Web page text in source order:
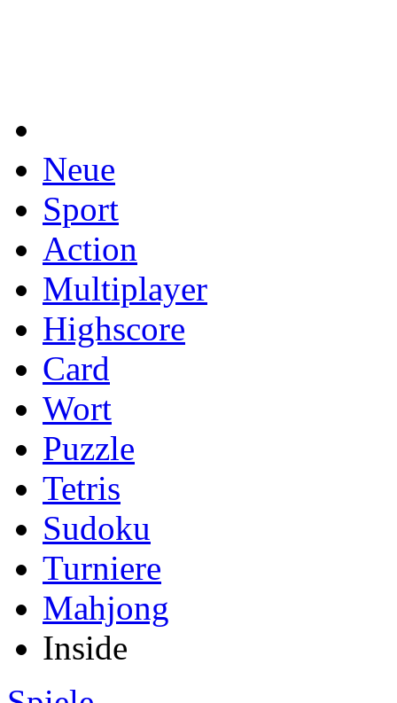
Neue
Sport
Action
Multiplayer
Highscore
Card
Wort
Puzzle
Tetris
Sudoku
Turniere
Mahjong
Inside